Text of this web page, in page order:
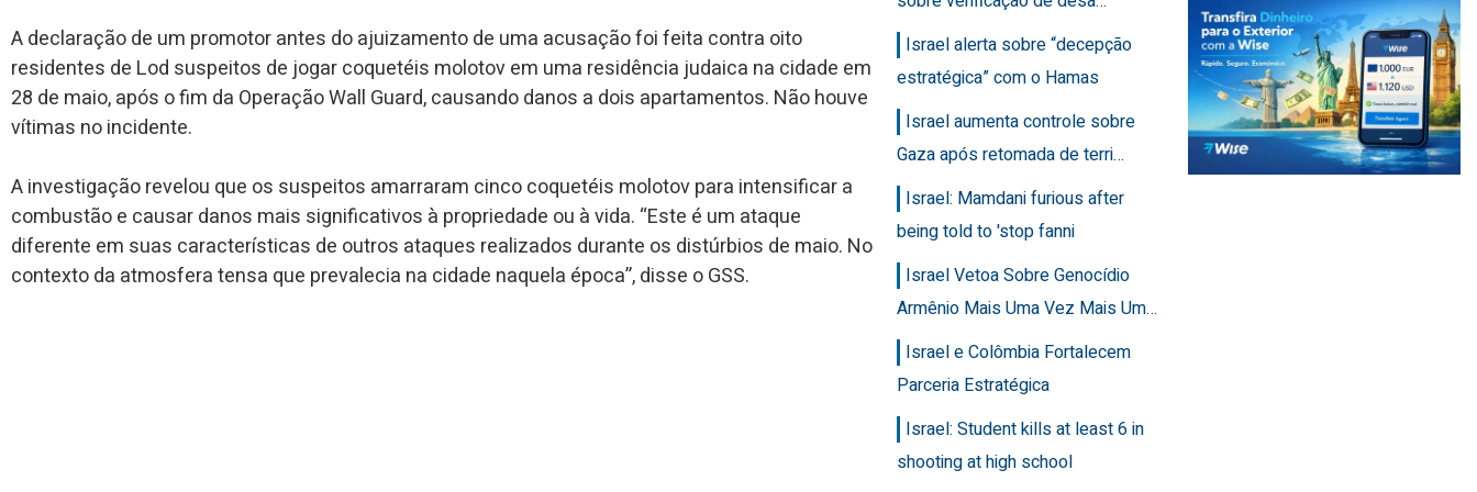
A declaração de um promotor antes do ajuizamento de uma acusação foi feita contra oito
residentes de Lod suspeitos de jogar coquetéis molotov em uma residência judaica na cidade em
28 de maio, após o fim da Operação Wall Guard, causando danos a dois apartamentos. Não houve
vítimas no incidente.
A investigação revelou que os suspeitos amarraram cinco coquetéis molotov para intensificar a
combustão e causar danos mais significativos à propriedade ou à vida. “Este é um ataque
diferente em suas características de outros ataques realizados durante os distúrbios de maio. No
contexto da atmosfera tensa que prevalecia na cidade naquela época”, disse o GSS.
Israel alerta sobre “decepção
estratégica” com o Hamas
Israel aumenta controle sobre
Gaza após retomada de terri…
Israel: Mamdani furious after
being told to 'stop fanni
Israel Vetoa Sobre Genocídio
Armênio Mais Uma Vez Mais Um…
Israel e Colômbia Fortalecem
Parceria Estratégica
Israel: Student kills at least 6 in
shooting at high school